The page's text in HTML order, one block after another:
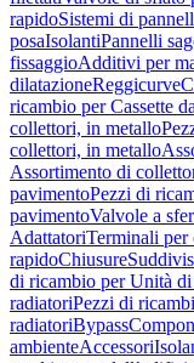
rapidoSistemi di
posaIsolantiPannelli
fissaggioAdditivi per
dilatazioneReggicurve
ricambio per Cassette
collettori, in metallo
collettori, in metallo
Assortimento di
pavimentoPezzi di
pavimentoValvole a
AdattatoriTerminali per
rapidoChiusure
di ricambio per Unità
radiatoriPezzi di
radiatoriBypass
ambienteAccessori